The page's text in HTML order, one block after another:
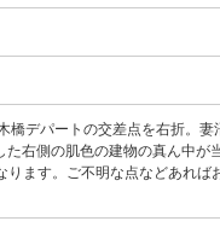
デパートの交差点を右折。妻
右側の肌色の建物の真ん中が
ます。ご不明な点などあれば